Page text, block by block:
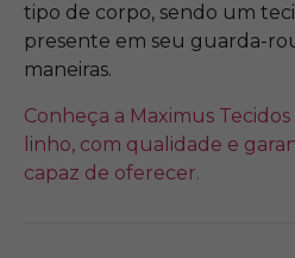
tipo de corpo, sendo um
presente em seu guarda-
maneiras.
Conheça a Maximus
linho, com qualidade e
capaz de oferecer.